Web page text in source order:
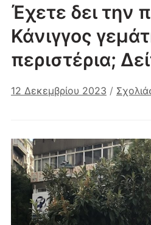
Έχετε δει την
Κάνιγγος
περιστέρια;
12 Δεκεμβρίου 2023 /